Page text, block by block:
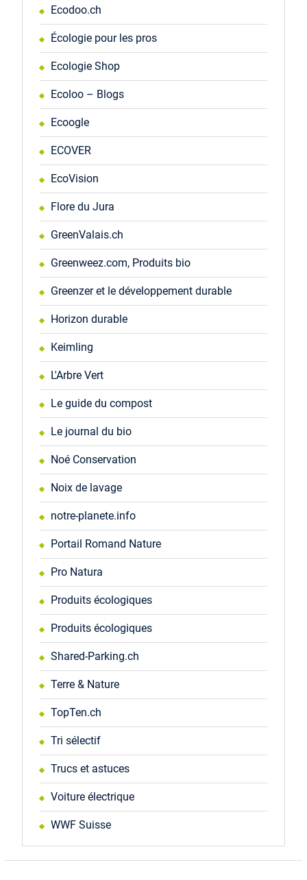
Ecodoo.ch
Écologie pour les pros
Ecologie Shop
Ecoloo – Blogs
Ecoogle
ECOVER
EcoVision
Flore du Jura
GreenValais.ch
Greenweez.com, Produits bio
Greenzer et le développement durable
Horizon durable
Keimling
L'Arbre Vert
Le guide du compost
Le journal du bio
Noé Conservation
Noix de lavage
notre-planete.info
Portail Romand Nature
Pro Natura
Produits écologiques
Produits écologiques
Shared-Parking.ch
Terre & Nature
TopTen.ch
Tri sélectif
Trucs et astuces
Voiture électrique
WWF Suisse